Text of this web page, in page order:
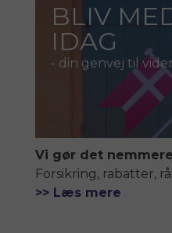
BLIV
IDAG
- din genvej til
Vi gør det
Forsikring, rabatter,
>> Læs mere